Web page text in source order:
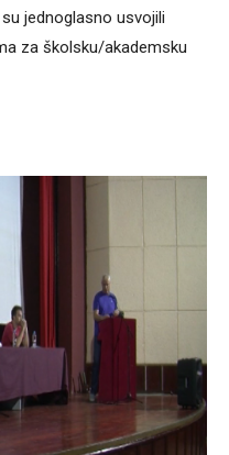
jednoglasno usvojili
za školsku/akademsku